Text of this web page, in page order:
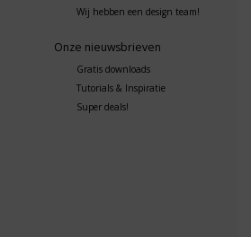
Wij hebben een design team!
Onze nieuwsbrieven
Gratis downloads
Tutorials & Inspiratie
Super deals!